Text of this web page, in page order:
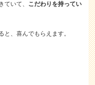
ていて、 こだわりを持ってい
と、喜んでもらえます。